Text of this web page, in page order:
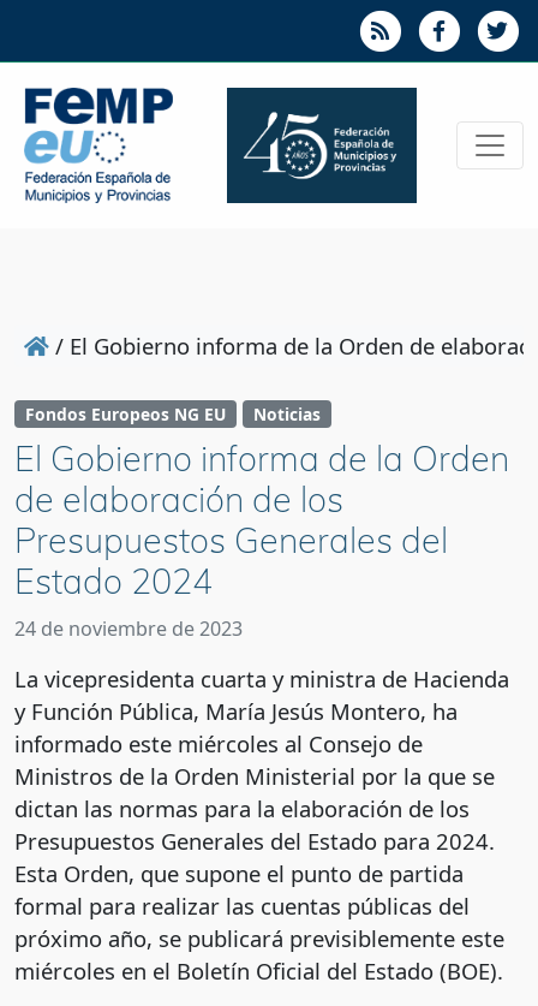
/ El Gobierno informa de la Orden de
Fondos Europeos NG EU Noticias
El Gobierno informa de la Orden
de elaboración de los
Presupuestos Generales del
Estado 2024
24 de noviembre de 2023
La vicepresidenta cuarta y ministra de Hacienda
y Función Pública, María Jesús Montero, ha
informado este miércoles al Consejo de
Ministros de la Orden Ministerial por la que se
dictan las normas para la elaboración de los
Presupuestos Generales del Estado para 2024.
Esta Orden, que supone el punto de partida
formal para realizar las cuentas públicas del
próximo año, se publicará previsiblemente este
miércoles en el Boletín Oficial del Estado (BOE).